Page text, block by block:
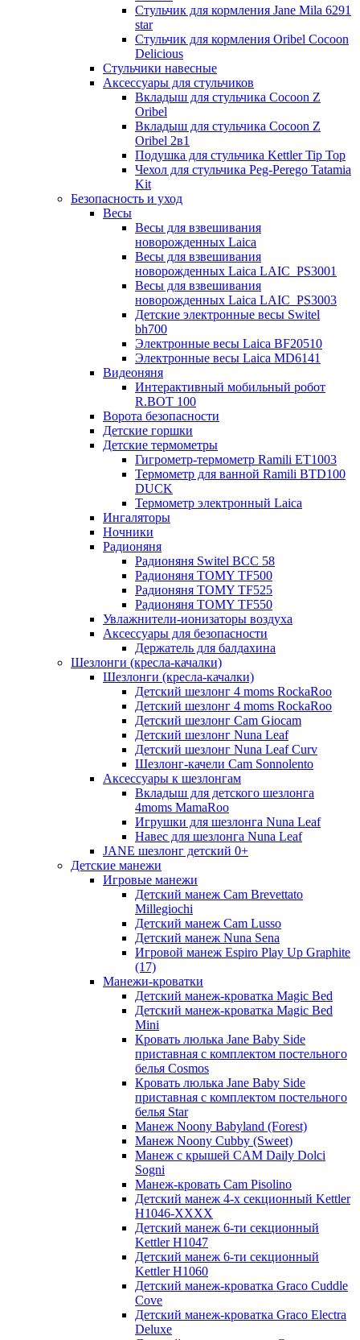
Стульчик для кормления Jane Mila 6291
star
Стульчик для кормления Oribel Cocoon
Delicious
Стульчики навесные
Аксессуары для стульчиков
Вкладыш для стульчика Cocoon Z
Oribel
Вкладыш для стульчика Cocoon Z
Oribel 2в1
Подушка для стульчика Kettler Tip Top
Чехол для стульчика Peg-Perego Tatamia
Kit
Безопасность и уход
Весы
Весы для взвешивания
новорожденных Laica
Весы для взвешивания
новорожденных Laica LAIC_PS3001
Весы для взвешивания
новорожденных Laica LAIC_PS3003
Детские электронные весы Switel
bh700
Электронные весы Laica BF20510
Электронные весы Laica MD6141
Видеоняня
Интерактивный мобильный робот
R.BOT 100
Ворота безопасности
Детские горшки
Детские термометры
Гигрометр-термометр Ramili ET1003
Термометр для ванной Ramili BTD100
DUCK
Термометр электронный Laica
Ингаляторы
Ночники
Радионяня
Радионяня Switel BCC 58
Радионяня TOMY TF500
Радионяня TOMY TF525
Радионяня TOMY TF550
Увлажнители-ионизаторы воздуха
Аксессуары для безопасности
Держатель для балдахина
Шезлонги (кресла-качалки)
Шезлонги (кресла-качалки)
Детский шезлонг 4 moms RockaRoo
Детский шезлонг 4 moms RockaRoo
Детский шезлонг Cam Giocam
Детский шезлонг Nuna Leaf
Детский шезлонг Nuna Leaf Curv
Шезлонг-качели Cam Sonnolento
Аксессуары к шезлонгам
Вкладыш для детского шезлонга
4moms MamaRoo
Игрушки для шезлонга Nuna Leaf
Навес для шезлонга Nuna Leaf
JANE шезлонг детский 0+
Детские манежи
Игровые манежи
Детский манеж Cam Brevettato
Millegiochi
Детский манеж Cam Lusso
Детский манеж Nuna Sena
Игровой манеж Espiro Play Up Graphite
(17)
Манежи-кроватки
Детский манеж-кроватка Magic Bed
Детский манеж-кроватка Magic Bed
Mini
Кровать люлька Jane Baby Side
приставная с комплектом постельного
белья Cosmos
Кровать люлька Jane Baby Side
приставная с комплектом постельного
белья Star
Манеж Noony Babyland (Forest)
Манеж Noony Cubby (Sweet)
Манеж с крышей CAM Daily Dolci
Sogni
Манеж-кровать Cam Pisolino
Детский манеж 4-x секционный Kettler
H1046-XXXX
Детский манеж 6-ти секционный
Kettler H1047
Детский манеж 6-ти секционный
Kettler H1060
Детский манеж-кроватка Graco Cuddle
Cove
Детский манеж-кроватка Graco Electra
Deluxe